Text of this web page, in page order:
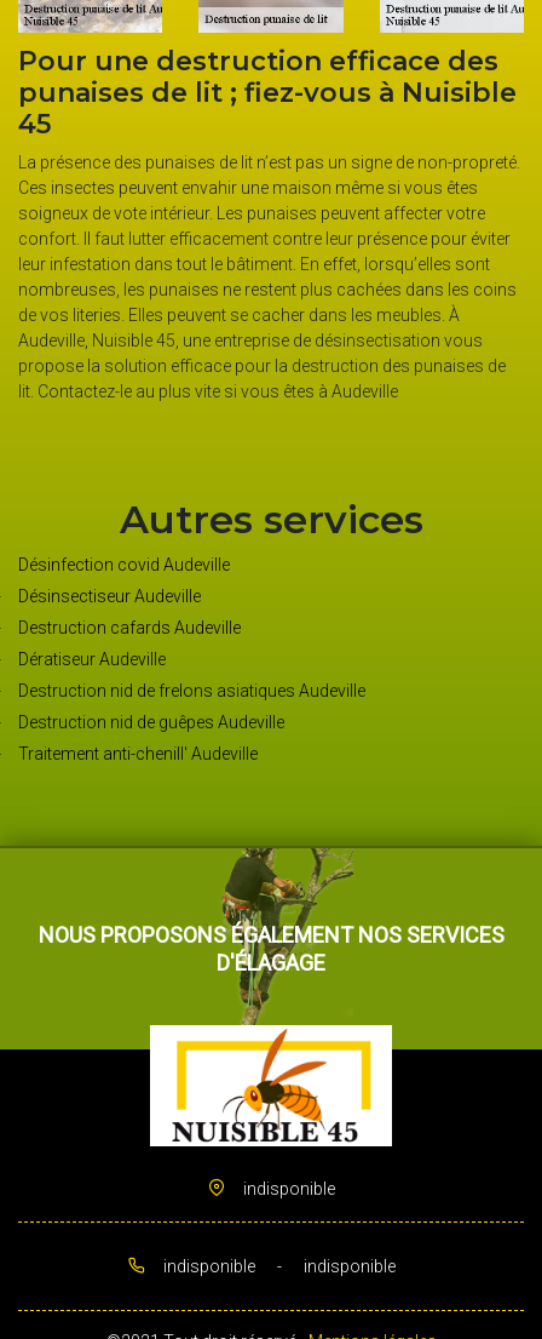
Pour une destruction efficace des
punaises de lit ; fiez-vous à Nuisible
45
La présence des punaises de lit n’est pas un signe de non-propreté.
Ces insectes peuvent envahir une maison même si vous êtes
soigneux de vote intérieur. Les punaises peuvent affecter votre
confort. Il faut lutter efficacement contre leur présence pour éviter
leur infestation dans tout le bâtiment. En effet, lorsqu’elles sont
nombreuses, les punaises ne restent plus cachées dans les coins
de vos literies. Elles peuvent se cacher dans les meubles. À
Audeville, Nuisible 45, une entreprise de désinsectisation vous
propose la solution efficace pour la destruction des punaises de
lit. Contactez-le au plus vite si vous êtes à Audeville
Autres services
Désinfection covid Audeville
Désinsectiseur Audeville
Destruction cafards Audeville
Dératiseur Audeville
Destruction nid de frelons asiatiques Audeville
Destruction nid de guêpes Audeville
Traitement anti-chenill' Audeville
NOUS PROPOSONS ÉGALEMENT NOS SERVICES
D'ÉLAGAGE
indisponible
indisponible - indisponible